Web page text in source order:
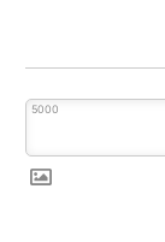
5000